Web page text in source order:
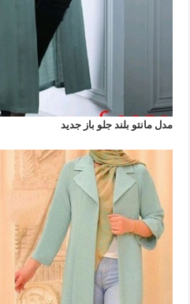
مدل مانتو بلند جلو باز جدید